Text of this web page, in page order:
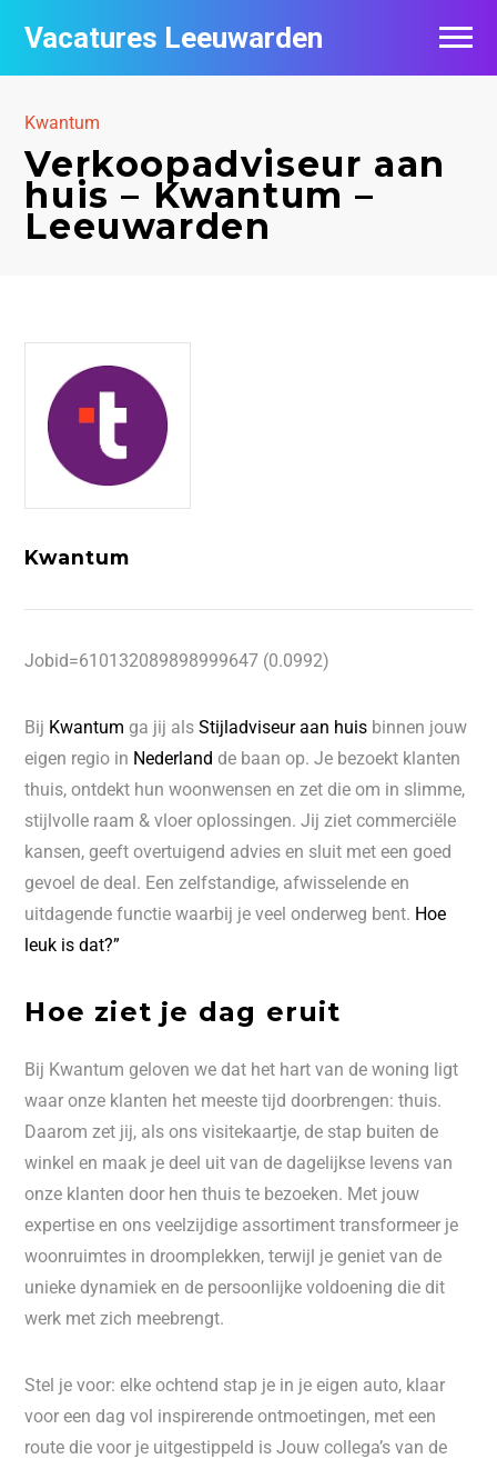
Vacatures Leeuwarden
Kwantum
Verkoopadviseur aan
huis – Kwantum –
Leeuwarden
Kwantum
Jobid=610132089898999647 (0.0992)
Bij Kwantum ga jij alsStijladviseur aan huis binnen jouw
eigen regio in Nederland de baan op. Je bezoekt klanten
thuis, ontdekt hun woonwensen en zet die om in slimme,
stijlvolle raam & vloer oplossingen. Jij ziet commerciële
kansen, geeft overtuigend advies en sluit met een goed
gevoel de deal. Een zelfstandige, afwisselende en
uitdagende functie waarbij je veel onderweg bent. Hoe
leuk is dat?”
Hoe ziet je dag eruit
Bij Kwantum geloven we dat het hart van de woning ligt
waar onze klanten het meeste tijd doorbrengen: thuis.
Daarom zet jij, als ons visitekaartje, de stap buiten de
winkel en maak je deel uit van de dagelijkse levens van
onze klanten door hen thuis te bezoeken. Met jouw
expertise en ons veelzijdige assortiment transformeer je
woonruimtes in droomplekken, terwijl je geniet van de
unieke dynamiek en de persoonlijke voldoening die dit
werk met zich meebrengt.
Stel je voor: elke ochtend stap je in je eigen auto, klaar
voor een dag vol inspirerende ontmoetingen, met een
route die voor je uitgestippeld is Jouw collega’s van de
Vacatures per bedrijf
Nieuwsbrief feed